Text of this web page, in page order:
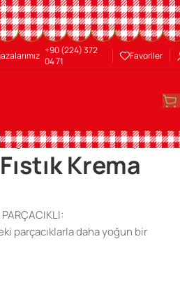
+90 (224) 372
04 71
Favoriler
Fıstık Krema Fıstık Parçacıklı
Krema
parçacıklarla daha yoğun bir